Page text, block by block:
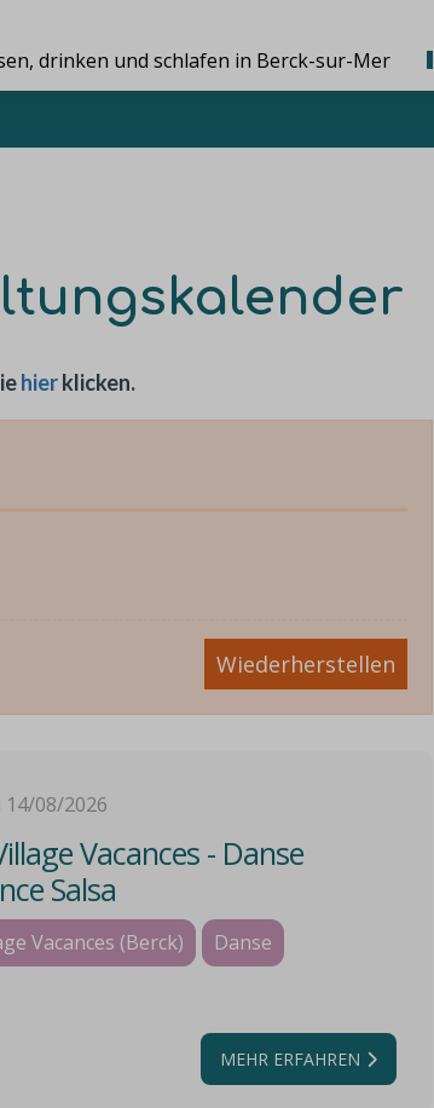
drinken und schlafen in Berck-sur-Mer
hierklicken.
Wiederherstellen
14/08/2026
Vacances - Danse
Salsa
Vacances (Berck) Danse
MEHR ERFAHREN